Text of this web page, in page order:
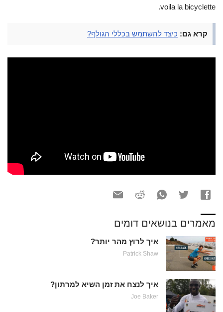
voila la bicyclette.
קרא גם: כיצד להשתמש בכללי הגולף?
מאמרים בנושאים דומים
איך לרוץ מהר יותר?
Patrick Shaw
איך לנצח את זמן השיא למרתון?
Joe Baker